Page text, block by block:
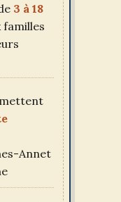
3 à 18
familles
Annet